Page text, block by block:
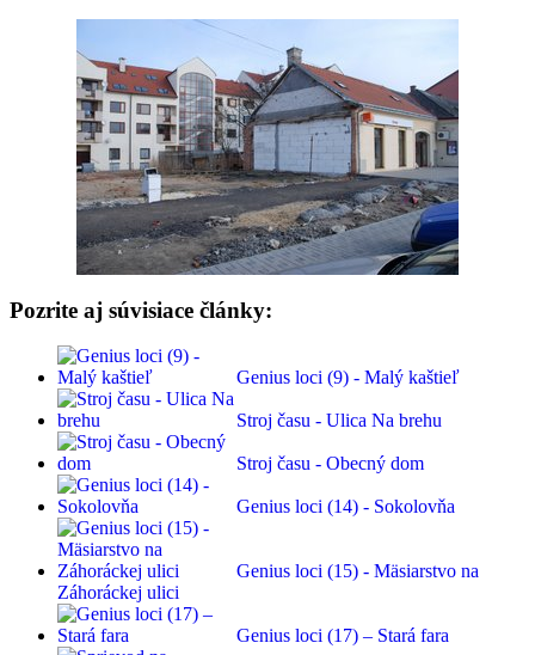
Pozrite aj súvisiace články:
Genius loci (9) - Malý kaštieľ
Stroj času - Ulica Na brehu
Stroj času - Obecný dom
Genius loci (14) - Sokolovňa
Genius loci (15) - Mäsiarstvo na
Záhoráckej ulici
Genius loci (17) – Stará fara